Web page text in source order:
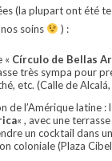
(la plupart ont été
soins
) :
« Círculo de Bellas
très sympa pour
etc. (Calle de
de l’Amérique latine :
« , avec une
un cocktail dans
coloniale (Plaza